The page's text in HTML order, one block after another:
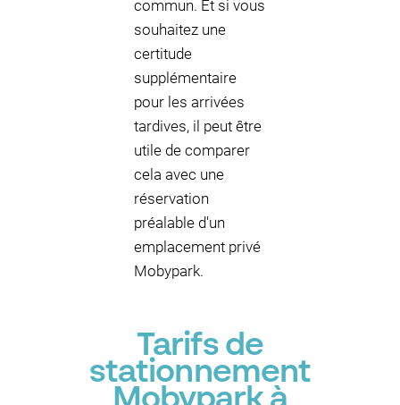
commun. Et si vous
souhaitez une
certitude
supplémentaire
pour les arrivées
tardives, il peut être
utile de comparer
cela avec une
réservation
préalable d'un
emplacement privé
Mobypark.
Tarifs de
stationnement